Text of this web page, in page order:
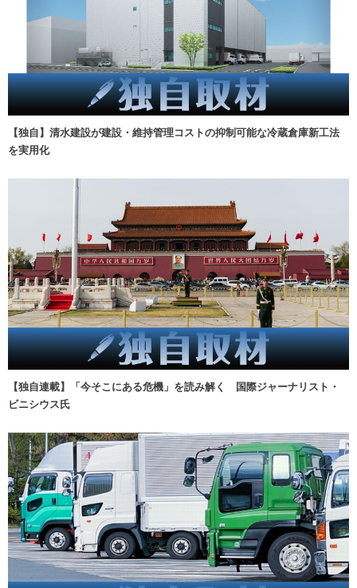
【独自】清水建設が建設・維持管理コストの抑制可能な冷蔵倉庫新工法
を実用化
【独自連載】「今そこにある危機」を読み解く 国際ジャーナリスト・
ビニシウス氏